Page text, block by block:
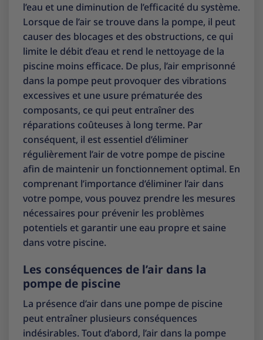
l’eau et une diminution de l’efficacité du système.
Lorsque de l’air se trouve dans la pompe, il peut
causer des blocages et des obstructions, ce qui
limite le débit d’eau et rend le nettoyage de la
piscine moins efficace. De plus, l’air emprisonné
dans la pompe peut provoquer des vibrations
excessives et une usure prématurée des
composants, ce qui peut entraîner des
réparations coûteuses à long terme. Par
conséquent, il est essentiel d’éliminer
régulièrement l’air de votre pompe de piscine
afin de maintenir un fonctionnement optimal. En
comprenant l’importance d’éliminer l’air dans
votre pompe, vous pouvez prendre les mesures
nécessaires pour prévenir les problèmes
potentiels et garantir une eau propre et saine
dans votre piscine.
Les conséquences de l’air dans la
pompe de piscine
La présence d’air dans une pompe de piscine
peut entraîner plusieurs conséquences
indésirables. Tout d’abord, l’air dans la pompe